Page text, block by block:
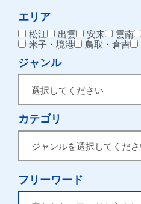
エリア
松江 出雲 安来 雲南
米子・境港
鳥取・倉吉
ジャンル
カテゴリ
フリーワード